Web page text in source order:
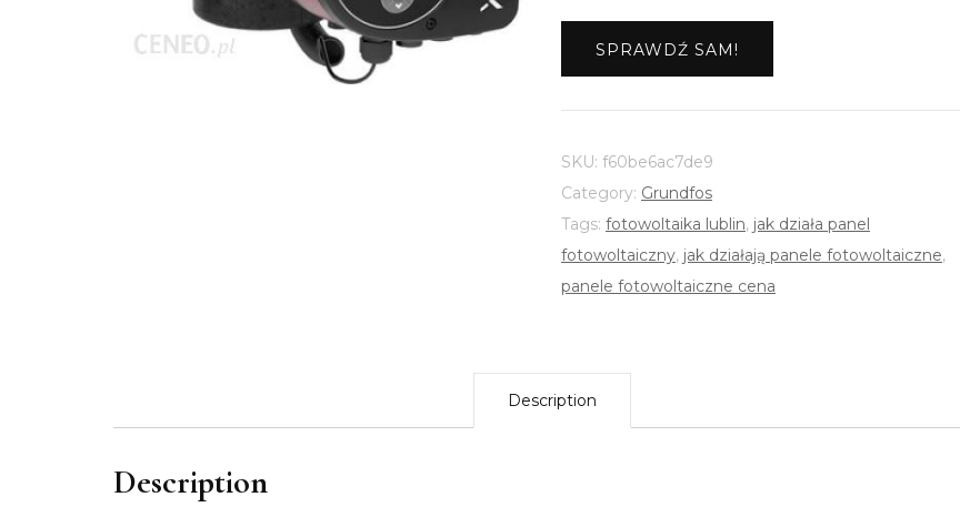
SPRAWDŹ SAM!
SKU: f60be6ac7de9
Category: Grundfos
Tags: fotowoltaika lublin, jak działa panel
fotowoltaiczny, jak działają panele fotowoltaiczne,
panele fotowoltaiczne cena
Description
Description